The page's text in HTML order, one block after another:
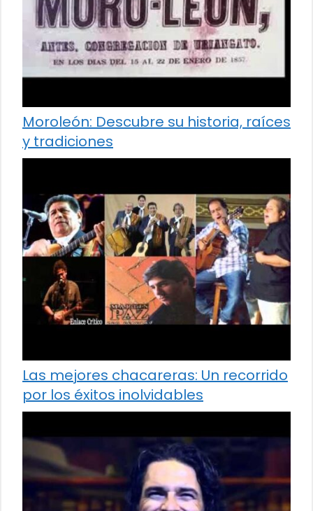
Moroleón: Descubre su historia, raíces
y tradiciones
Las mejores chacareras: Un recorrido
por los éxitos inolvidables